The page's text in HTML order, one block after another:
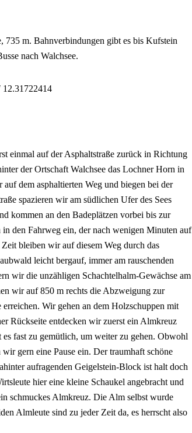
735 m. Bahnverbindungen gibt es bis Kufstein
nach Walchsee.
12.31722414
einmal auf der Asphaltstraße zurück in Richtung
der Ortschaft Walchsee das Lochner Horn in
dem asphaltierten Weg und biegen bei der
spazieren wir am südlichen Ufer des Sees
kommen an den Badeplätzen vorbei bis zur
den Fahrweg ein, der nach wenigen Minuten auf
bleiben wir auf diesem Weg durch das
leicht bergauf, immer am rauschenden
wir die unzähligen Schachtelhalm-Gewächse am
wir auf 850 m rechts die Abzweigung zur
Wir gehen an dem Holzschuppen mit
Rückseite entdecken wir zuerst ein Almkreuz
fast zu gemütlich, um weiter zu gehen. Obwohl
gern eine Pause ein. Der traumhaft schöne
aufragenden Geigelstein-Block ist halt doch
hier eine kleine Schaukel angebracht und
schmuckes Almkreuz. Die Alm selbst wurde
Almleute sind zu jeder Zeit da, es herrscht also